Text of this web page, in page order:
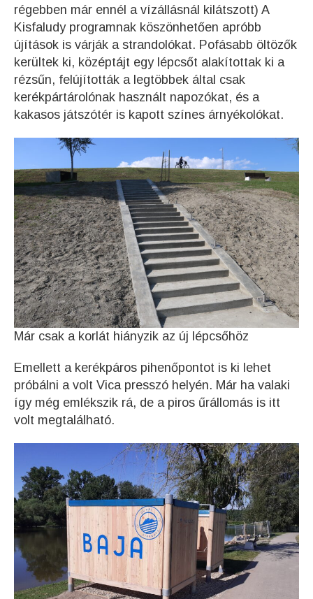
régebben már ennél a vízállásnál kilátszott) A
Kisfaludy programnak köszönhetően apróbb
újítások is várják a strandolókat. Pofásabb öltözők
kerültek ki, középtájt egy lépcsőt alakítottak ki a
rézsűn, felújították a legtöbbek által csak
kerékpártárolónak használt napozókat, és a
kakasos játszótér is kapott színes árnyékolókat.
Már csak a korlát hiányzik az új lépcsőhöz
Emellett a kerékpáros pihenőpontot is ki lehet
próbálni a volt Vica presszó helyén. Már ha valaki
így még emlékszik rá, de a piros űrállomás is itt
volt megtalálható.